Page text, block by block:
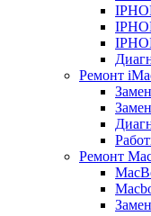
Ремонт
Ремонт